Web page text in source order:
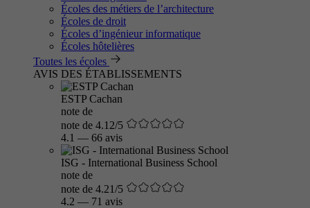
Écoles des métiers de l’architecture
Écoles de droit
Écoles d’ingénieur informatique
Écoles hôtelières
Toutes les écoles
AVIS DES ÉTABLISSEMENTS
ESTP Cachan
note de
note de 4.12/5
4.1 — 66 avis
ISG - International Business School
note de
note de 4.21/5
4.2 — 71 avis